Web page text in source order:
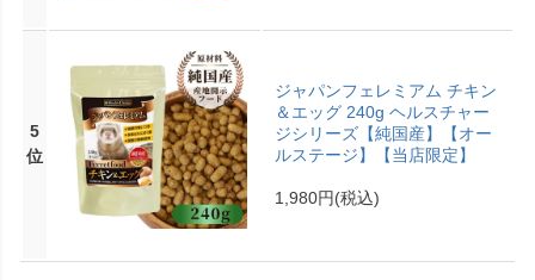
5
位
ジャパンフェレミアム チキン
＆エッグ 240g ヘルスチャー
ジシリーズ【純国産】【オー
ルステージ】【当店限定】
1,980円(税込)